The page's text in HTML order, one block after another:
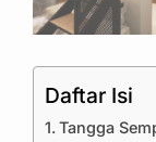
Daftar Isi
Tangga